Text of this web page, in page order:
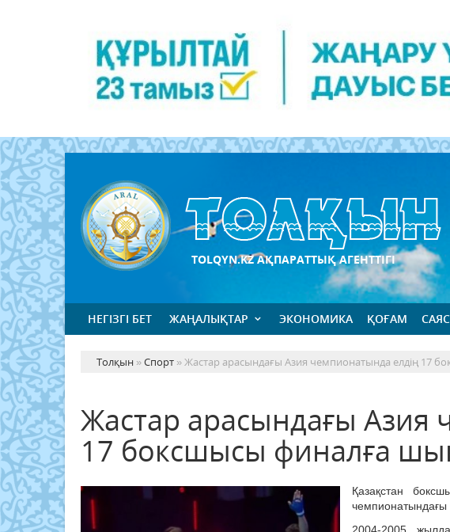
TOLQYN.KZ АҚПАРАТТЫҚ АГЕНТТІГІ
НЕГІЗГІ БЕТ ЖАҢАЛЫҚТАР ЭКОНОМИКА ҚОҒАМ
Толқын »Спорт » Жастар арасындағы Азия чемпионатында елдің 17
Жастар арасындағы Азия
17 боксшысы финалға
Қазақстан